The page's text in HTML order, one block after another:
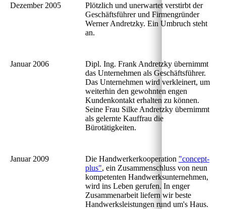
Dezember 2005
Plötzlich und unerwartet verstirbt der
Geschäftsführer und Firmengründer
Werner Andretzky. Ein Umbruch steht
an.
Januar 2006
Dipl. Ing. Frank Andretzky übernimmt
das Unternehmen als Geschäftsführer.
Das Unternehmen wird verkleinert, um
weiterhin den gewohnten engen
Kundenkontakt erhalten zu können.
Seine Frau Silke Andretzky übernimmt
als gelernte Kauffrau die
Bürotätigkeiten.
Januar 2009 Die Handwerkerkooperation "concept-
plus", ein Zusammenschluss von neun
kompetenten Handwerksunternehmen,
wird ins Leben gerufen. In enger
Zusammenarbeit liefern wir beste
Handwerksleistungen rund um's Haus.